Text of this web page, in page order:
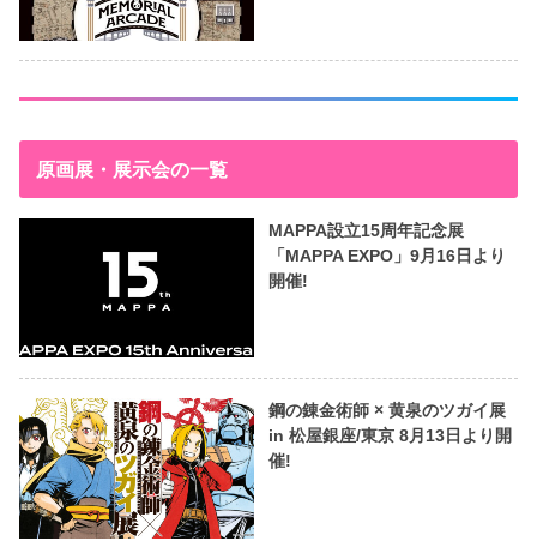
原画展・展示会の一覧
MAPPA設立15周年記念展
「MAPPA EXPO」9月16日より
開催!
鋼の錬金術師 × 黄泉のツガイ展
in 松屋銀座/東京 8月13日より開
催!